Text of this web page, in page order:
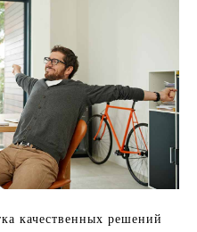
качественных решений